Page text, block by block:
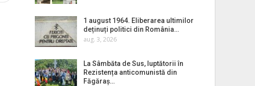
1 august 1964. Eliberarea ultimilor
deținuți politici din România…
aug. 3, 2026
La Sâmbăta de Sus, luptătorii în
Rezistența anticomunistă din
Făgăraș…